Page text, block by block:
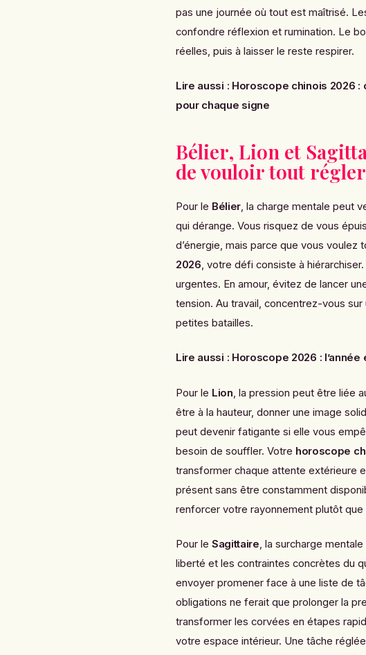
pas une journée où tout est maîtrisé.
confondre réflexion et rumination. Le
réelles, puis à laisser le reste respirer.
Lire aussi : Horoscope chinois 2026 :
pour chaque signe
Bélier, Lion et
de vouloir tout régler
Pour le Bélier, la charge mentale peut
qui dérange. Vous risquez de vous
d’énergie, mais parce que vous voulez
2026, votre défi consiste à
urgentes. En amour, évitez de lancer
tension. Au travail, concentrez-vous
petites batailles.
Lire aussi : Horoscope 2026 :
Pour le Lion, la pression peut être liée
être à la hauteur, donner une image
peut devenir fatigante si elle vous
besoin de souffler. Votre horoscope
transformer chaque attente extérieure
présent sans être constamment
renforcer votre rayonnement plutôt que
Pour le Sagittaire, la surcharge
liberté et les contraintes concrètes du
envoyer promener face à une liste de
obligations ne ferait que prolonger la
transformer les corvées en étapes
votre espace intérieur. Une tâche